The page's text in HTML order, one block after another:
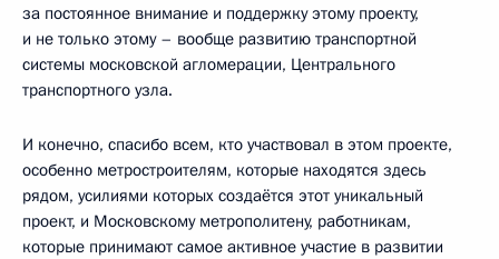
за постоянное внимание и поддержку этому проекту,
и не только этому – вообще развитию транспортной
системы московской агломерации, Центрального
транспортного узла.
И конечно, спасибо всем, кто участвовал в этом проекте,
особенно метростроителям, которые находятся здесь
рядом, усилиями которых создаётся этот уникальный
проект, и Московскому метрополитену, работникам,
которые принимают самое активное участие в развитии